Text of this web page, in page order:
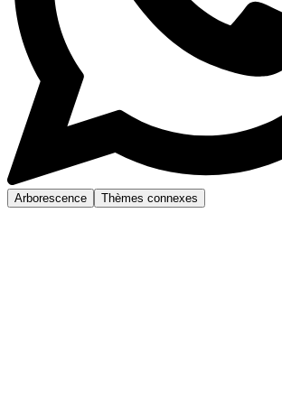
Arborescence Thèmes connexes